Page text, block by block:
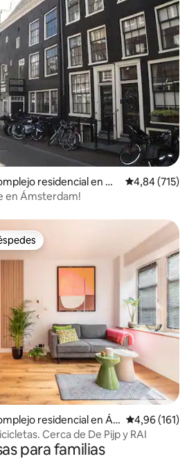
residencial en Á
Calificación
4,84 (715)
en Ámsterdam!
más destacados
residencial en Á
Calificación
4,96 (161)
Cerca de De Pijp y RAI
para familias